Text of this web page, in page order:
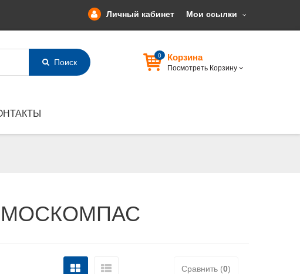
Мои ссылки
Личный кабинет
Поиск
0 Корзина
Посмотреть Корзину
Сравнить (0)